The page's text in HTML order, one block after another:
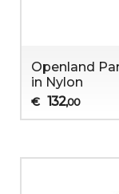
Openland
in Nylon
€ 132,00